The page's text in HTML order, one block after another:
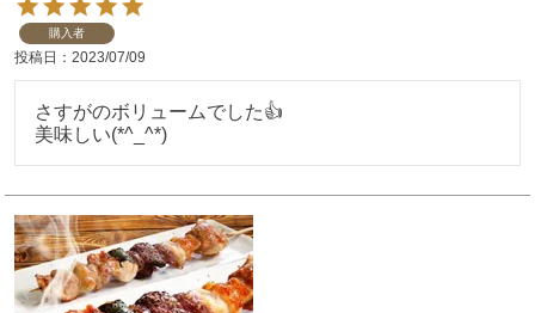
購入者
投稿日 2023/07/09
さすがのボリュームでした👍
美味しい(*^_^*)